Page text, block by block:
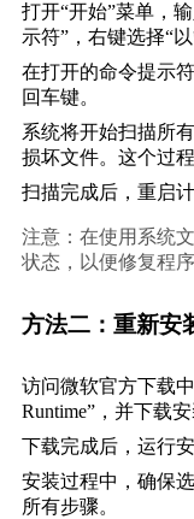
打开“开始”菜单，
示符”，右键选择“
在打开的命令提示
回车键。
系统将开始扫描所
损坏文件。这个过
扫描完成后，重启计
注意：在使用系统
状态，以便修复程
方法二：重新安
访问微软官方下载
Runtime”，并下载安
下载完成后，运行
安装过程中，确保
所有步骤。